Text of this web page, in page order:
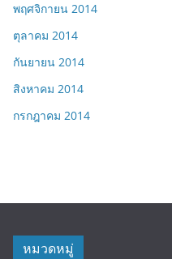
พฤศจิกายน 2014
ตุลาคม 2014
กันยายน 2014
สิงหาคม 2014
กรกฎาคม 2014
หมวดหมู่